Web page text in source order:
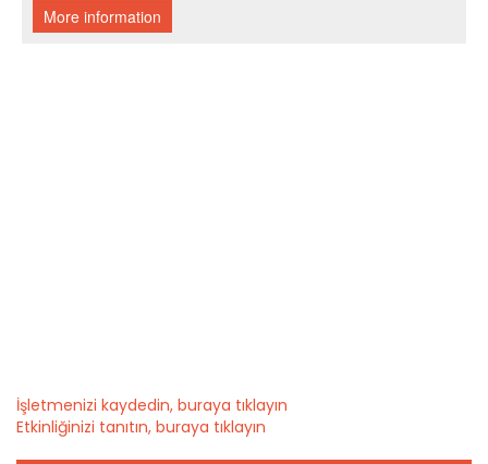
İşletmenizi kaydedin, buraya tıklayın
Etkinliğinizi tanıtın, buraya tıklayın